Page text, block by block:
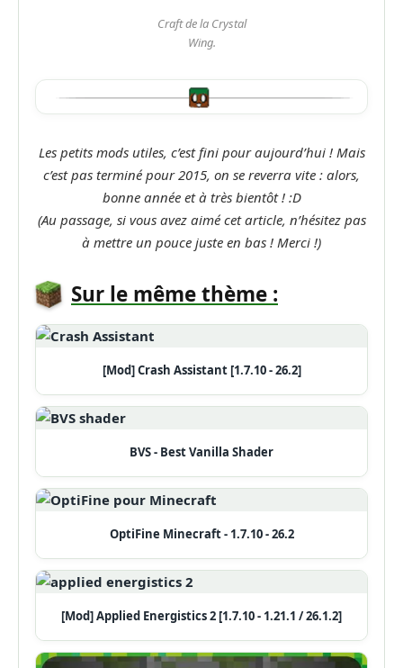
Craft de la Crystal
Wing.
Les petits mods utiles, c’est fini pour aujourd’hui ! Mais
c’est pas terminé pour 2015, on se reverra vite : alors,
bonne année et à très bientôt ! :D
(Au passage, si vous avez aimé cet article, n’hésitez pas
à mettre un pouce juste en bas ! Merci !)
Sur le même thème :
[Mod] Crash Assistant [1.7.10 - 26.2]
BVS - Best Vanilla Shader
OptiFine Minecraft - 1.7.10 - 26.2
[Mod] Applied Energistics 2 [1.7.10 - 1.21.1 / 26.1.2]